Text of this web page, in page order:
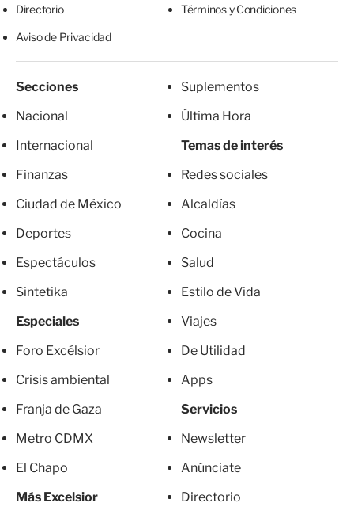
Directorio Términos y Condiciones
Aviso de Privacidad
Secciones
Nacional
Internacional
Finanzas
Ciudad de México
Deportes
Espectáculos
Sintetika
Especiales
Foro Excélsior
Crisis ambiental
Franja de Gaza
Metro CDMX
El Chapo
Más Excelsior
Suplementos
Última Hora
Temas de interés
Redes sociales
Alcaldías
Cocina
Salud
Estilo de Vida
Viajes
De Utilidad
Apps
Servicios
Newsletter
Anúnciate
Directorio